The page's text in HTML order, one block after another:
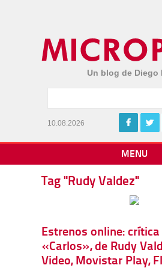
Un blog de Diego
10.08.2026
MENU
Tag "Rudy Valdez"
Estrenos online: crítica
«Carlos», de Rudy
Video, Movistar Play,